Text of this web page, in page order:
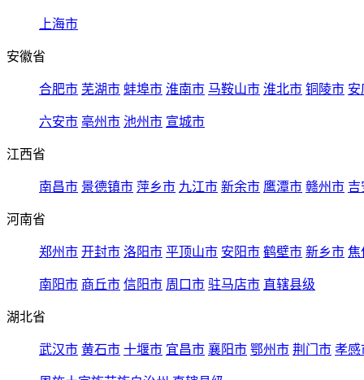
上海市
安徽省
合肥市 芜湖市 蚌埠市 淮南市 马鞍山市 淮北市 铜陵市 安
六安市 亳州市 池州市 宣城市
江西省
南昌市 景德镇市 萍乡市 九江市 新余市 鹰潭市 赣州市 吉
河南省
郑州市 开封市 洛阳市 平顶山市 安阳市 鹤壁市 新乡市 焦
南阳市 商丘市 信阳市 周口市 驻马店市 直辖县级
湖北省
武汉市 黄石市 十堰市 宜昌市 襄阳市 鄂州市 荆门市 孝感